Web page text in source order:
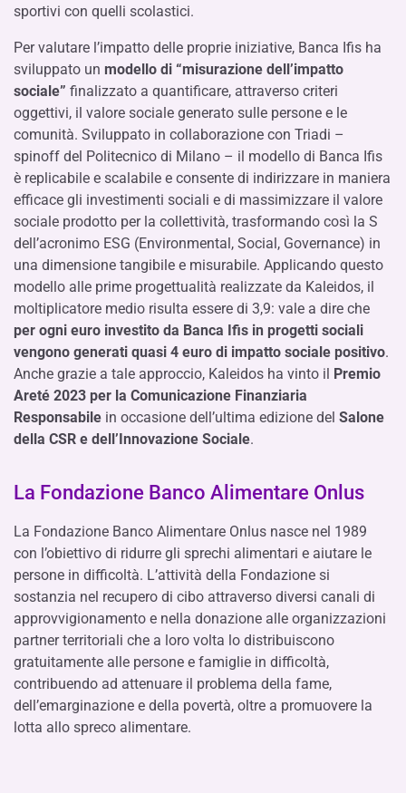
sportivi con quelli scolastici.
Per valutare l’impatto delle proprie iniziative, Banca Ifis ha
sviluppato un modello di “misurazione dell’impatto
sociale” finalizzato a quantificare, attraverso criteri
oggettivi, il valore sociale generato sulle persone e le
comunità. Sviluppato in collaborazione con Triadi –
spinoff del Politecnico di Milano – il modello di Banca Ifis
è replicabile e scalabile e consente di indirizzare in maniera
efficace gli investimenti sociali e di massimizzare il valore
sociale prodotto per la collettività, trasformando così la S
dell’acronimo ESG (Environmental, Social, Governance) in
una dimensione tangibile e misurabile. Applicando questo
modello alle prime progettualità realizzate da Kaleidos, il
moltiplicatore medio risulta essere di 3,9: vale a dire che
per ogni euro investito da Banca Ifis in progetti sociali
vengono generati quasi 4 euro di impatto sociale positivo.
Anche grazie a tale approccio, Kaleidos ha vinto il Premio
Areté 2023 per la Comunicazione Finanziaria
Responsabile in occasione dell’ultima edizione del Salone
della CSR e dell’Innovazione Sociale.
La Fondazione Banco Alimentare Onlus
La Fondazione Banco Alimentare Onlus nasce nel 1989
con l’obiettivo di ridurre gli sprechi alimentari e aiutare le
persone in difficoltà. L’attività della Fondazione si
sostanzia nel recupero di cibo attraverso diversi canali di
approvvigionamento e nella donazione alle organizzazioni
partner territoriali che a loro volta lo distribuiscono
gratuitamente alle persone e famiglie in difficoltà,
contribuendo ad attenuare il problema della fame,
dell’emarginazione e della povertà, oltre a promuovere la
lotta allo spreco alimentare.